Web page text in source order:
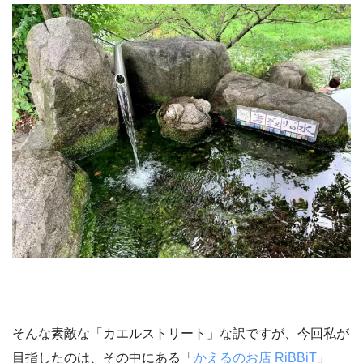
そんな素敵な「カエルストリート」な訳ですが、今回私が
目指したのは、その中にある「 かえるのお店 RiBBiT 」